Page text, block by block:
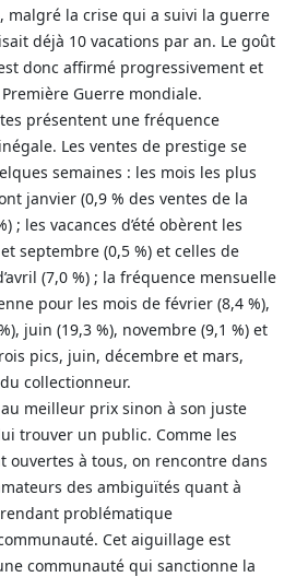
malgré la crise qui a suivi la guerre
déjà 10 vacations par an. Le goût
donc affirmé progressivement et
Guerre mondiale.
présentent une fréquence
Les ventes de prestige se
semaines : les mois les plus
janvier (0,9 % des ventes de la
; les vacances d’été obèrent les
septembre (0,5 %) et celles de
(7,0 %) ; la fréquence mensuelle
pour les mois de février (8,4 %),
juin (19,3 %), novembre (9,1 %) et
pics, juin, décembre et mars,
collectionneur.
meilleur prix sinon à son juste
trouver un public. Comme les
ouvertes à tous, on rencontre dans
des ambiguïtés quant à
problématique
Cet aiguillage est
communauté qui sanctionne la